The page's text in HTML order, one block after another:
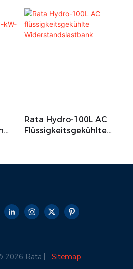
Rata Hydro-100L AC
Flüssigkeitsgekühlte
2026 Rata | Sitemap